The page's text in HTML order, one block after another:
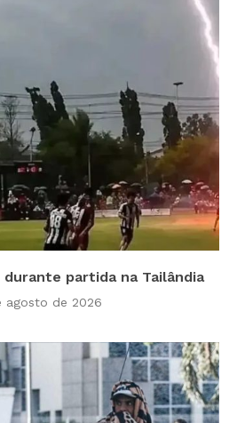
durante partida na Tailândia
agosto de 2026